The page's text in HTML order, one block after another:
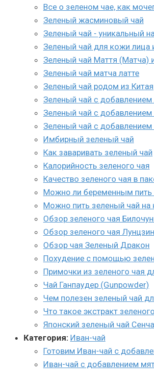
Все о зеленом чае, как
Зеленый жасминовый чай
Зеленый чай - уникальный
Зеленый чай для кожи лица
Зеленый чай Маття (Матча)
Зеленый чай матча латте
Зеленый чай родом из Китая
Зеленый чай с
Зеленый чай с
Зеленый чай с
Имбирный зеленый чай
Как заваривать зеленый чай
Калорийность зеленого чая
Качество зеленого чая в
Можно ли беременным пить
Можно пить зеленый чай на
Обзор зеленого чая
Обзор зеленого чая
Обзор чая Зеленый Дракон
Похудение с помощью
Примочки из зеленого чая
Чай Ганпаудер (Gunpowder)
Чем полезен зеленый чай
Что такое экстракт
Японский зеленый чай Сенча
Категория: Иван-чай
Готовим Иван-чай с
Иван-чай с добавлением